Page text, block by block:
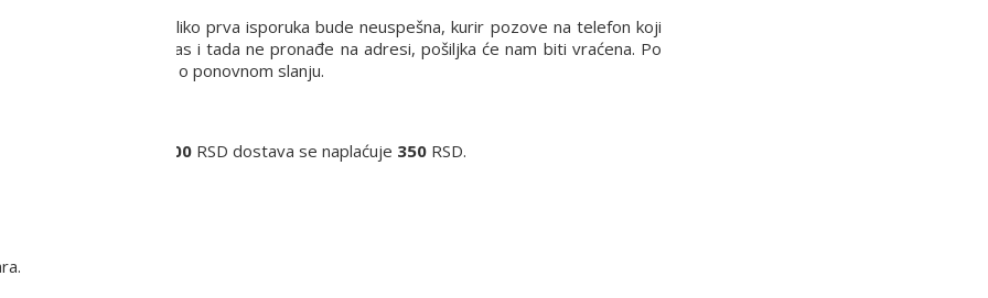
praksa je da Vas, ukoliko prva isporuka bude neuspešna, kurir pozove na telefon koji
dostavu. Ukoliko Vas i tada ne pronađe na adresi, pošiljka će nam biti vraćena. Po
i dogovoriti se o ponovnom slanju.
6000 RSD dostava se naplaćuje 350 RSD.